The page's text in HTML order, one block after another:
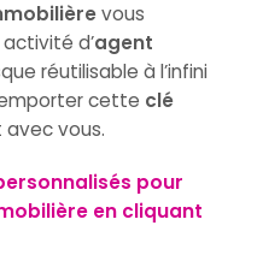
vous
d’agent
réutilisable à l’infini
cette clé
vous.
pour
en cliquant